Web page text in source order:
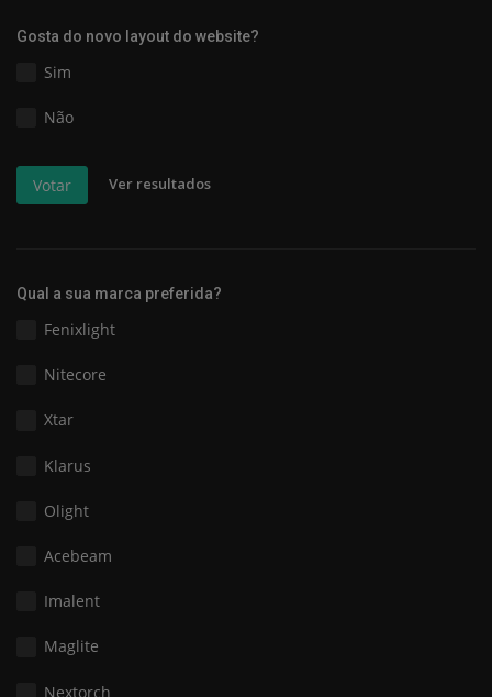
Gosta do novo layout do website?
Sim
Não
Votar Ver resultados
Qual a sua marca preferida?
Fenixlight
Nitecore
Xtar
Klarus
Olight
Acebeam
Imalent
Maglite
Nextorch